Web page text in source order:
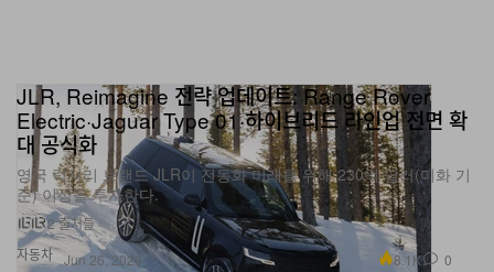
자동차
JLR, Reimagine 전략 업데이트: Range Rover
Electric·Jaguar Type 01·하이브리드 라인업 전면 확
대 공식화
영국 럭셔리 브랜드 JLR이 전동화 미래를 위해 230억 달러(미화 기
준) 이상을 투자한다.
2 출처들
Jun 26, 2026
8.1K 0